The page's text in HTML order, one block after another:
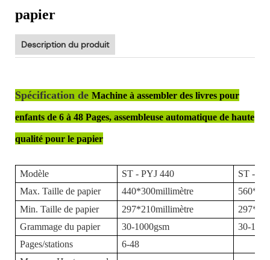
papier
Description du produit
Spécification de Machine à assembler des livres pour
enfants de 6 à 48 Pages, assembleuse automatique de haute
qualité pour le papier
Modèle ST- PYJ440 ST-
Max. Taille de papier
440*300millimètre
Min. Taille de papier
297*210millimètre
Grammage du papier
30-1000gsm
30-
Pages/stations
6-48